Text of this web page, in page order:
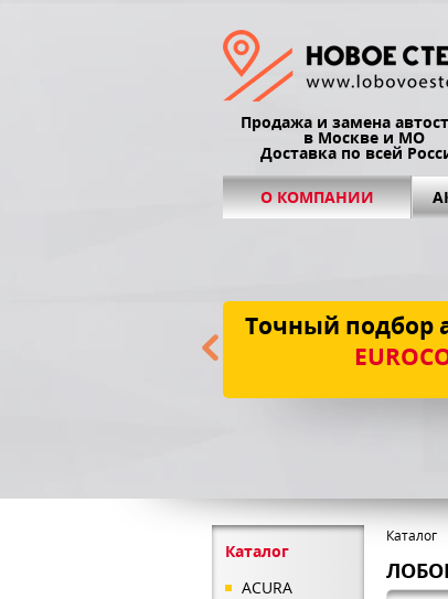
Продажа и замена
в Москве и МО
Доставка по всей
О КОМПАНИИ
Точный подбор
Каталог
ACURA
Каталог